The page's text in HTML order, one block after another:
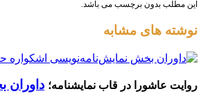
این مطلب بدون برچسب می باشد.
نوشته های مشابه
روایت عاشورا در قاب نمایشنامه؛